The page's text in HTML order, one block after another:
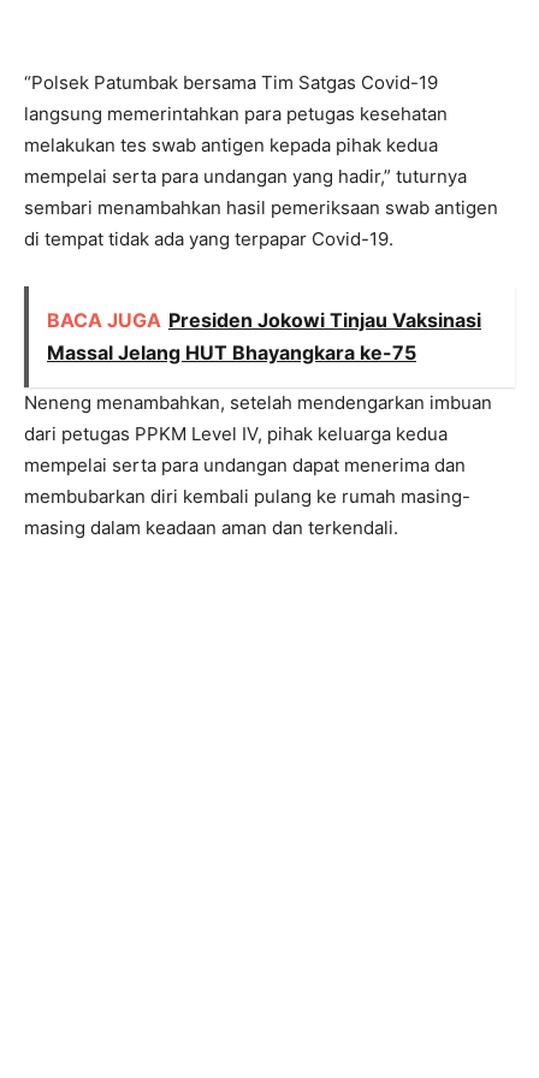
“Polsek Patumbak bersama Tim Satgas Covid-19
langsung memerintahkan para petugas kesehatan
melakukan tes swab antigen kepada pihak kedua
mempelai serta para undangan yang hadir,” tuturnya
sembari menambahkan hasil pemeriksaan swab antigen
di tempat tidak ada yang terpapar Covid-19.
BACA JUGA Presiden Jokowi Tinjau Vaksinasi
Massal Jelang HUT Bhayangkara ke-75
Neneng menambahkan, setelah mendengarkan imbuan
dari petugas PPKM Level IV, pihak keluarga kedua
mempelai serta para undangan dapat menerima dan
membubarkan diri kembali pulang ke rumah masing-
masing dalam keadaan aman dan terkendali.